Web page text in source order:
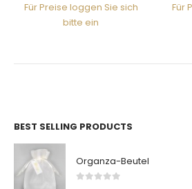
sich
Für Preise loggen Sie sich
BEST SELLING PRODUCTS
Organza-Beutel